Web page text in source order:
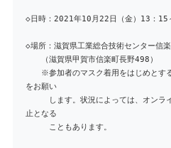
◇日時：2021年10月22日（金）13：15
◇場所：滋賀県工業総合技術センター信
（滋賀県甲賀市信楽町長野498）
※参加者のマスク着用をはじめとする
をお願い
します。状況によっては、オンライ
止となる
こともあります。